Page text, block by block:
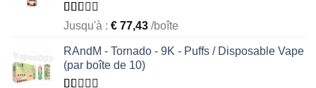
Rated
out
of 5
Jusqu'à : € 77,43 /boîte
RAndM - Tornado - 9K - Puffs / Disposable Vape
(par boîte de 10)